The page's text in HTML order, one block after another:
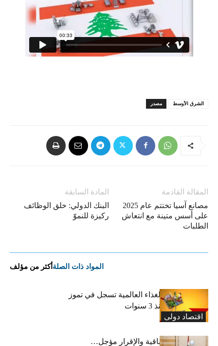
مصدر الشرق الأوسط
المادة السابقة
البنك الدولي: خلق الوظائف
ركيزة للنموّ
المقالة القادمة
مصانع آسيا تختتم عام 2025
على أسس متينة مع انتعاش
الطلبات
المواد ذات الصلة أكثر من مؤلف
اقتصاد دولی
“الفاو”: أسعار الغذاء العالمية تسجل في تموز
أعلى مستوى منذ 3 سنوات
رسوم النفايات باقية والإقرار مؤجل…